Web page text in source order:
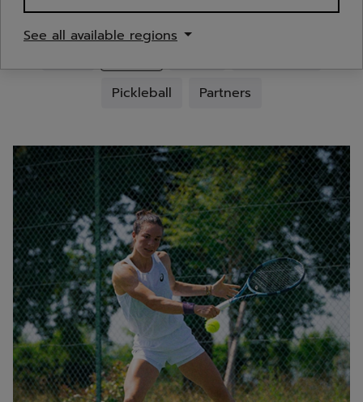
selected Tennis
Padel
Badminton
Zoeken
Pickleball Zoeken
Partners
See all available regions